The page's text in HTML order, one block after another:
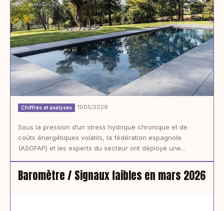
Chiffres et analyses 11/05/2026
Sous la pression d’un stress hydrique chronique et de
coûts énergétiques volatils, la fédération espagnole
(ASOFAP) et les experts du secteur ont déployé une...
Baromètre / Signaux faibles en mars 2026